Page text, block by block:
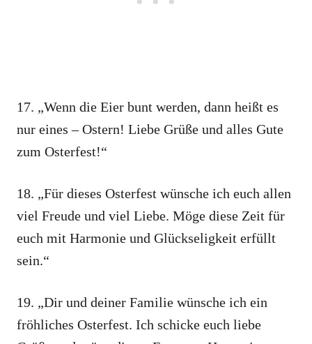
17. „Wenn die Eier bunt werden, dann heißt es
nur eines – Ostern! Liebe Grüße und alles Gute
zum Osterfest!“
18. „Für dieses Osterfest wünsche ich euch allen
viel Freude und viel Liebe. Möge diese Zeit für
euch mit Harmonie und Glückseligkeit erfüllt
sein.“
19. „Dir und deiner Familie wünsche ich ein
fröhliches Osterfest. Ich schicke euch liebe